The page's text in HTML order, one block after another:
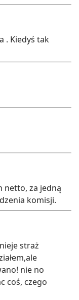
. Kiedyś tak
netto, za jedną
komisji.
straż
nie no
coś, czego